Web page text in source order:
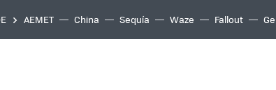
AEMET China Sequía Waze Fallout